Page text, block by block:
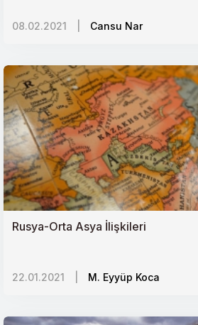
Siyasi Dinamikleri
Toplum ve Hukuk İlişkisi
Kazakistandaki Çin Etkisi ve Doğu
Demokratik Kongoda Ebola Paniği
Yemende Barış Süreci Çıkmazı ve
Emirliklerinin Çekilme Bilmecesi
Libyada Hafter Darbesine Türkiye
08.02.2021 Cansu Nar
Rusya-Orta Asya İlişkileri
22.01.2021 M. Eyyüp Koca